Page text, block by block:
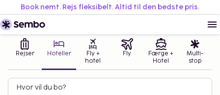
Book nemt. Rejs fleksibelt. Altid til den bedste pris.
Rejser Hoteller
Fly +
hotel
Fly
Færge +
Hotel
Multi-
stop
Hvor vil du bo?